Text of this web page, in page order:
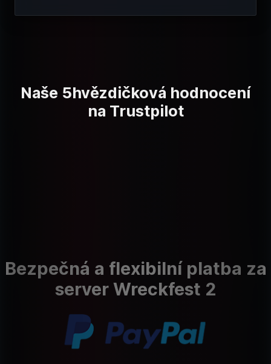
Naše 5hvězdičková hodnocení
na Trustpilot
Bezpečná a flexibilní platba za
server Wreckfest 2